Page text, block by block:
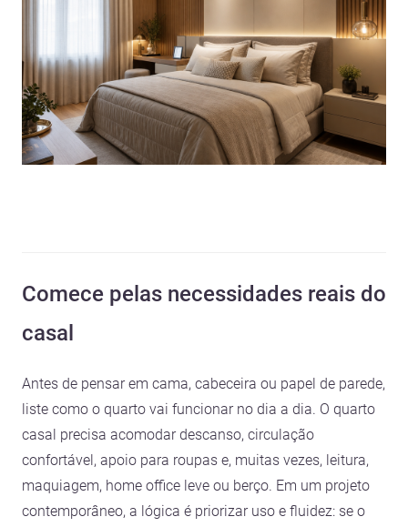
Comece pelas necessidades reais do
casal
Antes de pensar em cama, cabeceira ou papel de parede,
liste como o quarto vai funcionar no dia a dia. O quarto
casal precisa acomodar descanso, circulação
confortável, apoio para roupas e, muitas vezes, leitura,
maquiagem, home office leve ou berço. Em um projeto
contemporâneo, a lógica é priorizar uso e fluidez: se o